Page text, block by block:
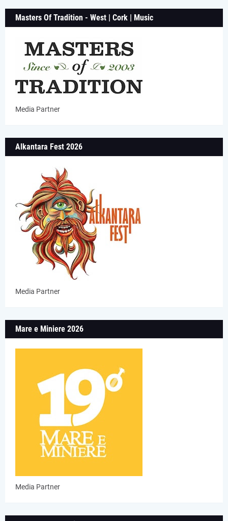
Masters Of Tradition - West | Cork | Music
Media Partner
Alkantara Fest 2026
Media Partner
Mare e Miniere 2026
Media Partner